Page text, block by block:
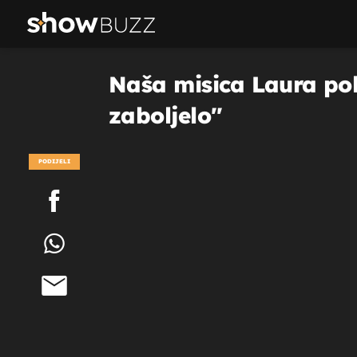
Naša misica Laura
zaboljelo''
PODIJELI